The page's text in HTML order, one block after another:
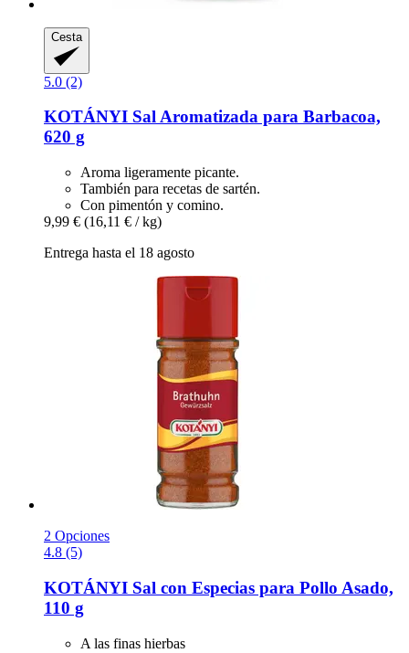
Cesta
5.0 (2)
KOTÁNYI Sal Aromatizada para Barbacoa,
620 g
Aroma ligeramente picante.
También para recetas de sartén.
Con pimentón y comino.
9,99 € (16,11 € / kg)
Entrega hasta el 18 agosto
2 Opciones
4.8 (5)
KOTÁNYI Sal con Especias para Pollo Asado,
110 g
A las finas hierbas